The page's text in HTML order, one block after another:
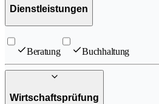
Dienstleistungen
Beratung Buchhaltung
Wirtschaftsprüfung